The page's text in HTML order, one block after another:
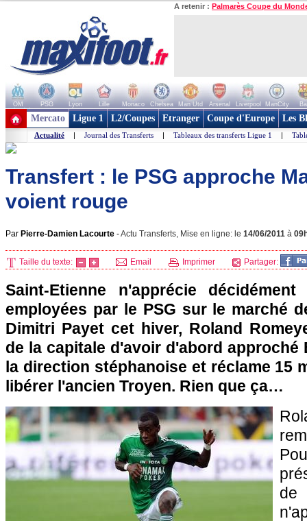
A retenir : Palmarès Coupe du
OM PSG Lyon Lille Monaco Chelsea Man Utd Arsenal Liverpool ManCity
+ de clubs
Mercato Ligue 1 L2/Coupes Etranger Coupe d'Europe Les
Actualité | Journal des Transferts | Tableaux des transferts Ligue 1 |
Transfert : le PSG approche
voient rouge
Par Pierre-Damien Lacourte -Actu Transferts, Mise en ligne: le 14/06/2011 à
Taille du texte: Email Imprimer Partager:
Saint-Etienne n'apprécie
employées par le PSG sur le marché
Dimitri Payet cet hiver, Roland
de la capitale d'avoir d'abord approché
la direction stéphanoise et réclame 15
libérer l'ancien Troyen. Rien que ça…
de